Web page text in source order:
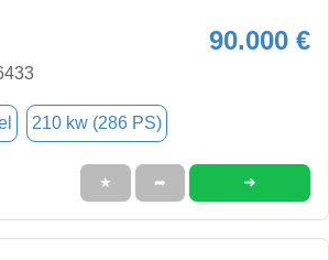
90.000 €
210 kw (286 PS)
★ ➦ ➜